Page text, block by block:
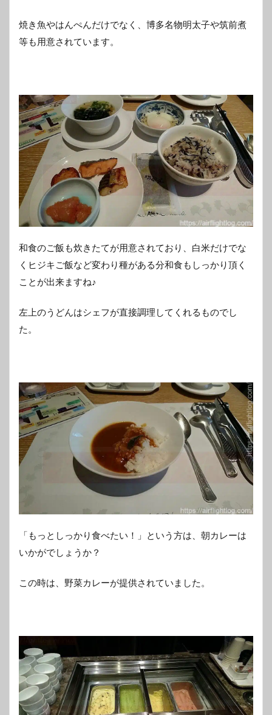
焼き魚やはんぺんだけでなく、博多名物明太子や筑前煮
等も用意されています。
和食のご飯も炊きたてが用意されており、白米だけでな
くヒジキご飯など変わり種がある分和食もしっかり頂く
ことが出来ますね♪
左上のうどんはシェフが直接調理してくれるものでし
た。
「もっとしっかり食べたい！」という方は、朝カレーは
いかがでしょうか？
この時は、野菜カレーが提供されていました。